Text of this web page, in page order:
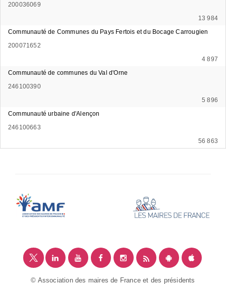
200036069
13 984
Communauté de Communes du Pays Fertois et du Bocage Carrougien
200071652
4 897
Communauté de communes du Val d'Orne
246100390
5 896
Communauté urbaine d'Alençon
246100663
56 863
© Association des maires de France et des présidents